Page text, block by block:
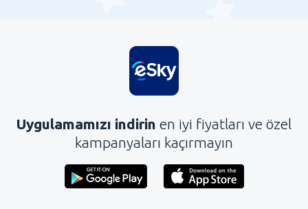
Uygulamamızı indirin en iyi fiyatları ve özel
kampanyaları kaçırmayın